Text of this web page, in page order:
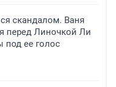
скандалом. Ваня
перед Линочкой Ли
под ее голос